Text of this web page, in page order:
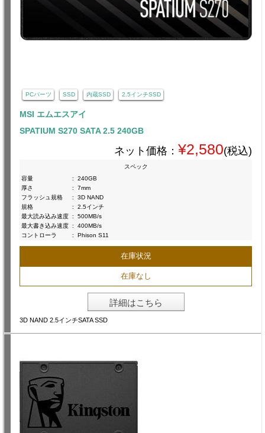
PCパーツ SSD 内蔵SSD 2.5インチSSD
MSI エムエスアイ
SPATIUM S270 SATA 2.5 240GB
ネット価格： ¥2,580(税込)
スペック
容量
:
240GB
厚さ
:
7mm
フラッシュ規格
:
3D NAND
規格
:
2.5インチ
最大読み込み速度 :
500MB/s
最大書き込み速度 :
400MB/s
コントローラ
: Phison S11
在庫状況
在庫なし
詳細はこちら
3D NAND 2.5インチSATA SSD